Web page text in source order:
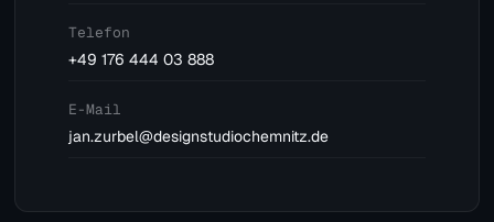
Telefon
+49 176 444 03 888
E-Mail
jan.zurbel@designstudiochemnitz.de